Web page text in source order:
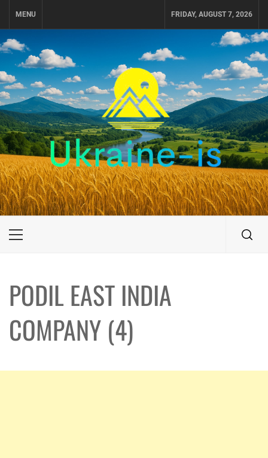
MENU FRIDAY, AUGUST 7, 2026
UKRAINE-IS
ПУТЕШЕСТВИЕ ПО УКРАИНЕ
Primary
PODIL EAST INDIA
COMPANY (4)